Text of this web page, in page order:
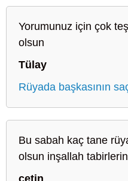
Yorumunuz için çok
olsun
Tülay
Rüyada başkasının
Bu sabah kaç tane
olsun inşallah
çetin